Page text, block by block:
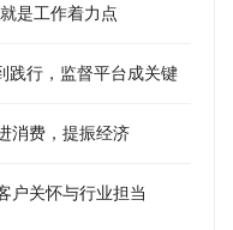
是工作着力点
践行，监督平台成关键
消费，提振经济
户关怀与行业担当